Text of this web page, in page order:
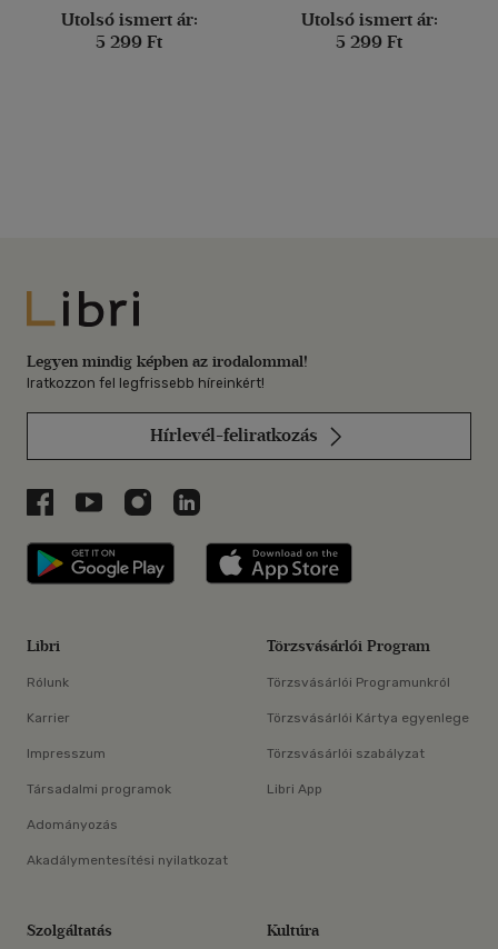
Utolsó ismert ár:
5 299 Ft
Utolsó ismert ár:
5 299 Ft
Libri
Legyen mindig képben az irodalommal!
Iratkozzon fel legfrissebb híreinkért!
Hírlevél-feliratkozás
Libri a Facebookon
Libri a Youtube-on
Libri az Instagramon
Libri a LinkedInen
Libri applikáció Szerezd meg: Google
Libri
Rólunk
Karrier
Impresszum
Társadalmi programok
Adományozás
Akadálymentesítési nyilatkozat
Törzsvásárlói Program
Törzsvásárlói Programunkról
Törzsvásárlói Kártya egyenlege
Törzsvásárlói szabályzat
Libri App
Szolgáltatás Kultúra